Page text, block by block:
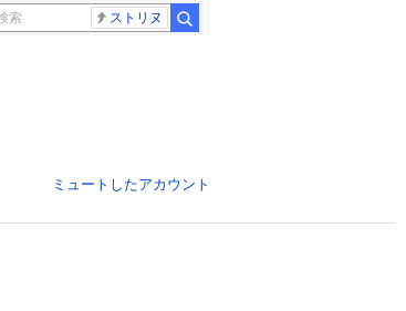
ストリヌ
ミュートしたアカウント